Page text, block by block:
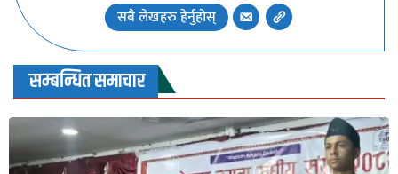
सबै लेखहरु हेर्नुहोस्
सम्बन्धित समाचार